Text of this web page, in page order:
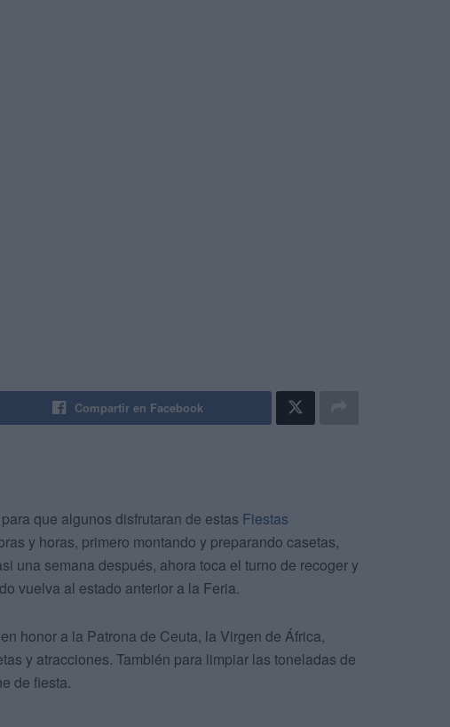
Compartir en Facebook
que algunos disfrutaran de estas Fiestas
y horas, primero montando y preparando casetas,
una semana después, ahora toca el turno de recoger y
vuelva al estado anterior a la Feria.
honor a la Patrona de Ceuta, la Virgen de África,
y atracciones. También para limpiar las toneladas de
de fiesta.